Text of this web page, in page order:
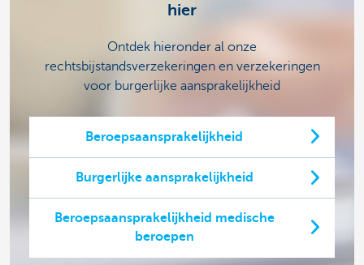
hier
Ontdek hieronder al onze
rechtsbijstandsverzekeringen en verzekeringen
voor burgerlijke aansprakelijkheid
Beroepsaansprakelijkheid
Burgerlijke aansprakelijkheid
Beroepsaansprakelijkheid medische
beroepen